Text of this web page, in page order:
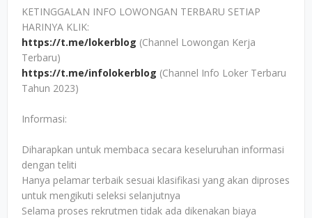
KETINGGALAN INFO LOWONGAN TERBARU SETIAP
HARINYA KLIK:
https://t.me/lokerblog (Channel Lowongan Kerja
Terbaru)
https://t.me/infolokerblog (Channel Info Loker Terbaru
Tahun 2023)
Informasi:
Diharapkan untuk membaca secara keseluruhan informasi
dengan teliti
Hanya pelamar terbaik sesuai klasifikasi yang akan diproses
untuk mengikuti seleksi selanjutnya
Selama proses rekrutmen tidak ada dikenakan biaya